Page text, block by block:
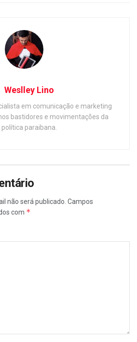
Weslley Lino
em comunicação e marketing
bastidores e movimentações da
política paraibana.
não será publicado. Campos
com *